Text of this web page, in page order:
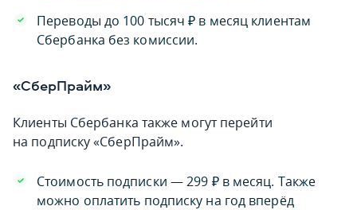
Переводы до 100 тысяч ₽ в месяц клиентам
Сбербанка без комиссии.
«СберПрайм»
Клиенты Сбербанка также могут перейти
на подписку «СберПрайм».
Стоимость подписки — 299 ₽ в месяц. Также
можно оплатить подписку на год вперёд